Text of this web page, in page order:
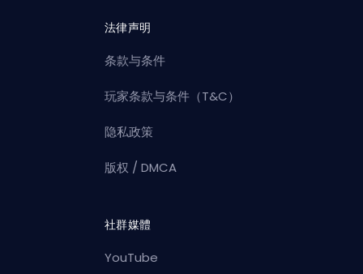
法律声明
条款与条件
玩家条款与条件（T&C）
隐私政策
版权 / DMCA
社群媒體
YouTube